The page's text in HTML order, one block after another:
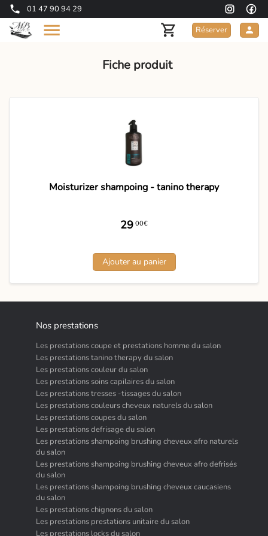
01 47 90 94 29
Réserver
Fiche produit
Moisturizer shampoing - tanino therapy
29 00€
Ajouter au panier
Nos prestations
Les prestations coupe et prestations homme du salon
Les prestations tanino therapy du salon
Les prestations couleur du salon
Les prestations soins capilaires du salon
Les prestations tresses -tissages du salon
Les prestations couleurs cheveux naturels du salon
Les prestations coupes du salon
Les prestations defrisage du salon
Les prestations shampoing brushing cheveux afro naturels
du salon
Les prestations shampoing brushing cheveux afro defrisés
du salon
Les prestations shampoing brushing cheveux caucasiens
du salon
Les prestations chignons du salon
Les prestations prestations unitaire du salon
Les prestations locks du salon